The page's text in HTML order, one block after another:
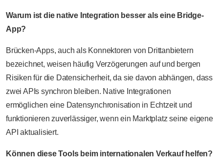
Warum ist die native Integration besser als eine Bridge-
App?
Brücken-Apps, auch als Konnektoren von Drittanbietern
bezeichnet, weisen häufig Verzögerungen auf und bergen
Risiken für die Datensicherheit, da sie davon abhängen, dass
zwei APIs synchron bleiben. Native Integrationen
ermöglichen eine Datensynchronisation in Echtzeit und
funktionieren zuverlässiger, wenn ein Marktplatz seine eigene
API aktualisiert.
Können diese Tools beim internationalen Verkauf helfen?